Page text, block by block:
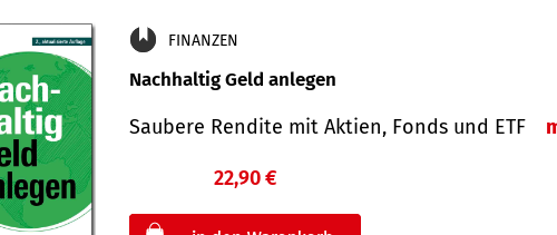
FINANZEN
Nachhaltig Geld anlegen
Saubere Rendite mit Aktien, Fonds und ETF
22,90 €